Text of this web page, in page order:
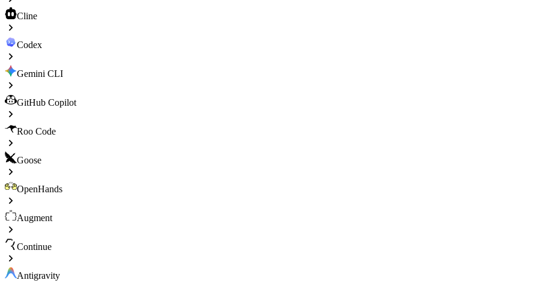
Cline
Codex
Gemini CLI
GitHub Copilot
Roo Code
Goose
OpenHands
Augment
Continue
Antigravity